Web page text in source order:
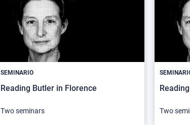
SEMINARIO
Reading Butler in Florence
Two seminars Two